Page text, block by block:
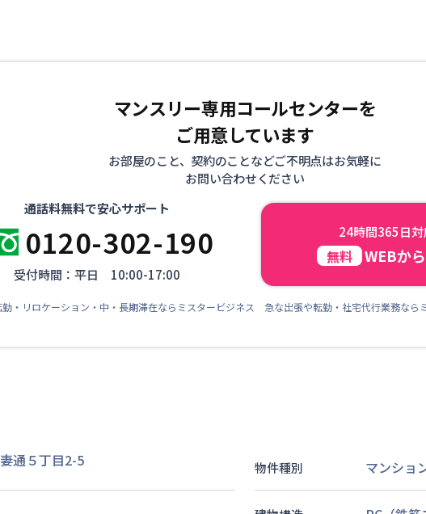
マンスリー専用コールセンターを
ご用意しています
お部屋のこと、契約のことなどご不明点はお気軽に
お問い合わせください
通話料無料で安心サポート
0120-302-190
受付時間：平日 10:00-17:00
24時間365日対
無料 WEBか
・リロケーション・中・長期滞在ならミスタービジネス 急な出張や転勤・社宅代行業務なら
通５丁目2-5 物件種別 マンショ